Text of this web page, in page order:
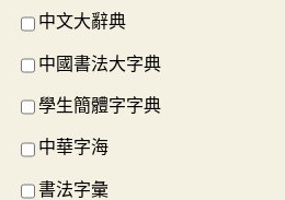
中文大辭典
中國書法大字典
學生簡體字字典
中華字海
書法字彙